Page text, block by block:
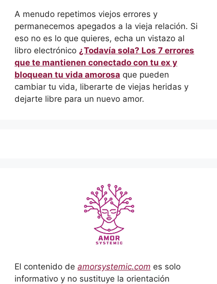
A menudo repetimos viejos errores y
permanecemos apegados a la vieja relación. Si
eso no es lo que quieres, echa un vistazo al
libro electrónico ¿Todavía sola? Los 7 errores
que te mantienen conectado con tu ex y
bloquean tu vida amorosa que pueden
cambiar tu vida, liberarte de viejas heridas y
dejarte libre para un nuevo amor.
El contenido de amorsystemic.com es solo
informativo y no sustituye la orientación